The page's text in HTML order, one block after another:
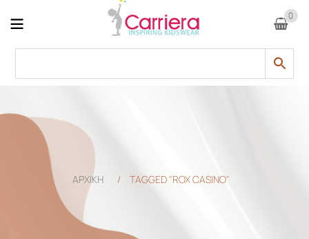
0
ΑΡΧΙΚΗ / TAGGED "ROX CASINO"